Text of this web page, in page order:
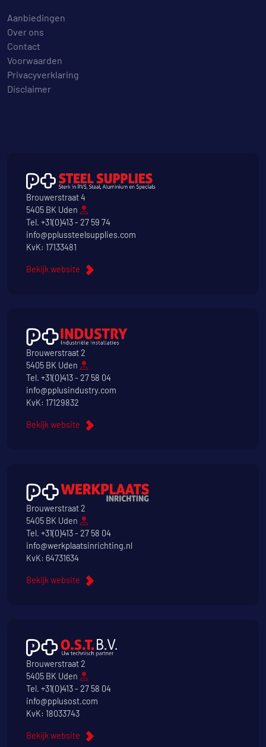
Aanbiedingen
Over ons
Contact
Voorwaarden
Privacyverklaring
Disclaimer
Brouwerstraat 4
5405 BK Uden
Tel. +31(0)413 - 27 59 74
info@pplussteelsupplies.com
KvK: 17133481
Bekijk website
Brouwerstraat 2
5405 BK Uden
Tel. +31(0)413 - 27 58 04
info@pplusindustry.com
KvK: 17129832
Bekijk website
Brouwerstraat 2
5405 BK Uden
Tel. +31(0)413 - 27 58 04
info@werkplaatsinrichting.nl
KvK: 64731634
Bekijk website
Brouwerstraat 2
5405 BK Uden
Tel. +31(0)413 - 27 58 04
info@pplusost.com
KvK: 18033743
Bekijk website